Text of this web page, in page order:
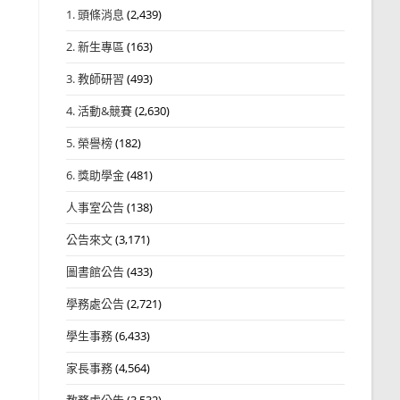
1. 頭條消息 (2,439)
2. 新生專區 (163)
3. 教師研習 (493)
4. 活動&競賽(2,630)
5. 榮譽榜(182)
6. 獎助學金(481)
人事室公告(138)
公告來文(3,171)
圖書館公告(433)
學務處公告(2,721)
學生事務(6,433)
家長事務(4,564)